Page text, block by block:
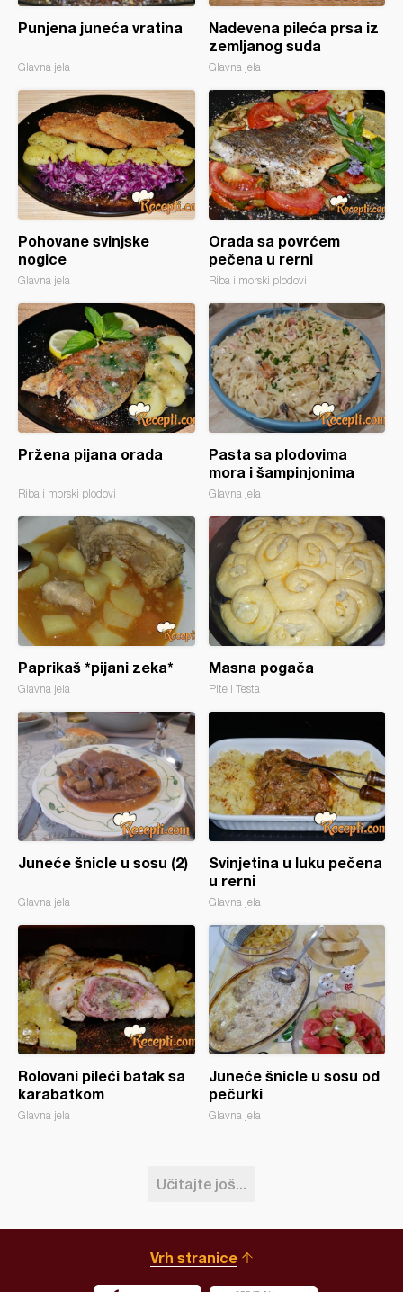
Punjena juneća vratina
Glavna jela
Nadevena pileća prsa iz
zemljanog suda
Glavna jela
Pohovane svinjske
nogice
Glavna jela
Orada sa povrćem
pečena u rerni
Riba i morski plodovi
Pržena pijana orada
Riba i morski plodovi
Pasta sa plodovima
mora i šampinjonima
Glavna jela
Paprikaš *pijani zeka*
Glavna jela
Masna pogača
Pite i Testa
Juneće šnicle u sosu (2)
Glavna jela
Svinjetina u luku pečena
u rerni
Glavna jela
Rolovani pileći batak sa
karabatkom
Glavna jela
Juneće šnicle u sosu od
pečurki
Glavna jela
Učitajte još...
Vrh stranice